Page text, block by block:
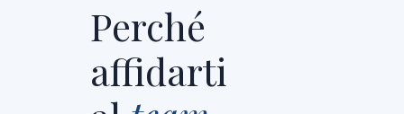
Perché
affidarti